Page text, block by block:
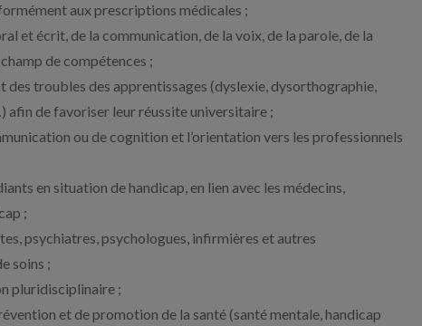
aux prescriptions médicales ;
et écrit, de la communication, de la voix, de la parole, de la
de compétences ;
des troubles des apprentissages (dyslexie, dysorthographie,
de favoriser leur réussite universitaire ;
ou de cognition et l’orientation vers les professionnels
en situation de handicap, en lien avec les médecins,
;
psychiatres, psychologues, infirmières et autres
soins ;
pluridisciplinaire ;
et de promotion de la santé (santé mentale, handicap